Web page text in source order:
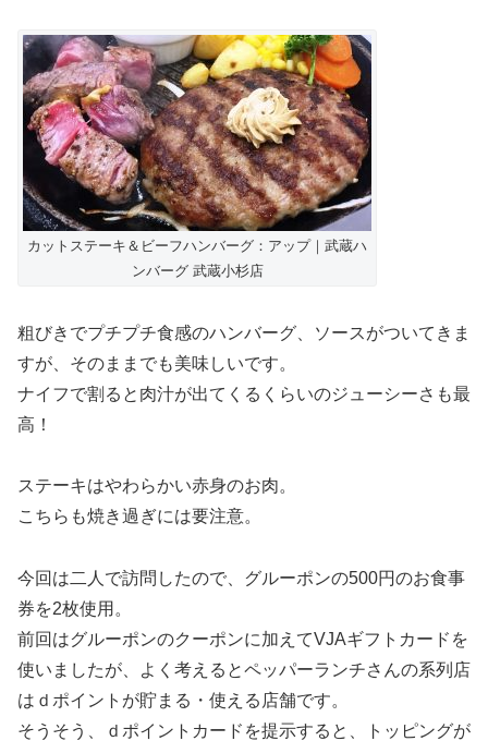
カットステーキ＆ビーフハンバーグ：アップ｜武蔵ハ
ンバーグ 武蔵小杉店
粗びきでプチプチ食感のハンバーグ、ソースがついてきま
すが、そのままでも美味しいです。
ナイフで割ると肉汁が出てくるくらいのジューシーさも最
高！
ステーキはやわらかい赤身のお肉。
こちらも焼き過ぎには要注意。
今回は二人で訪問したので、グルーポンの500円のお食事
券を2枚使用。
前回はグルーポンのクーポンに加えてVJAギフトカードを
使いましたが、よく考えるとペッパーランチさんの系列店
はｄポイントが貯まる・使える店舗です。
そうそう、ｄポイントカードを提示すると、トッピングが